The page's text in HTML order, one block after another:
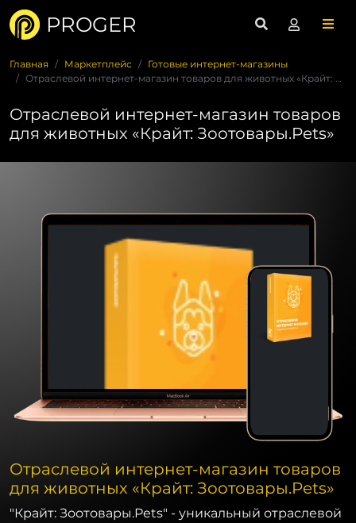
PROGER
Главная Маркетплейс
Готовые интернет-магазины
Отраслевой интернет-магазин товаров для животных «Крайт: Зоо...
Отраслевой интернет-магазин товаров
для животных «Крайт: Зоотовары.Pets»
Отраслевой интернет-магазин товаров
для животных «Крайт: Зоотовары.Pets»
"Крайт: Зоотовары.Pets" - уникальный отраслевой